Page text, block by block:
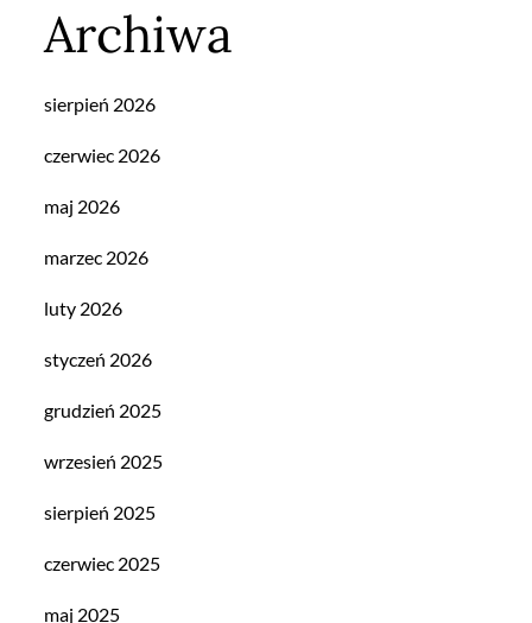
Archiwa
sierpień 2026
czerwiec 2026
maj 2026
marzec 2026
luty 2026
styczeń 2026
grudzień 2025
wrzesień 2025
sierpień 2025
czerwiec 2025
maj 2025